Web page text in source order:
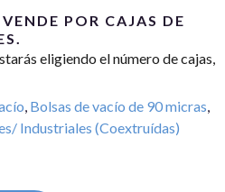
POR CAJAS DE
eligiendo el número de cajas,
, Bolsas de vacío de 90 micras,
Industriales (Coextruídas)